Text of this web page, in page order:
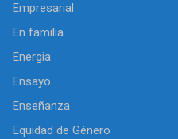
Empresarial
En familia
Energia
Ensayo
Enseñanza
Equidad de Género